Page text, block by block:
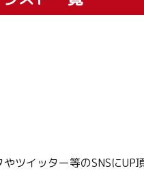
ツイッター等のSNSにUP